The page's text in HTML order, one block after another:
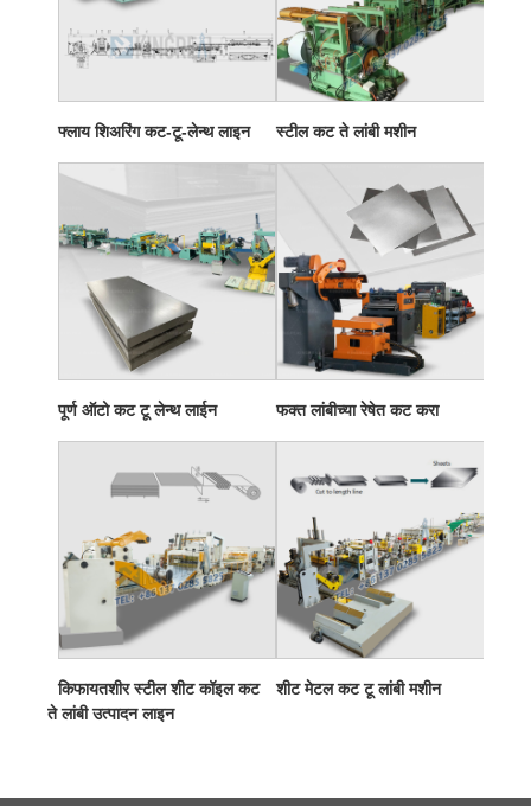
फ्लाय शिअरिंग कट-टू-लेन्थ लाइन स्टील कट ते लांबी मशीन
पूर्ण ऑटो कट टू लेन्थ लाईन फक्त लांबीच्या रेषेत कट करा
किफायतशीर स्टील शीट कॉइल कट
ते लांबी उत्पादन लाइन
शीट मेटल कट टू लांबी मशीन